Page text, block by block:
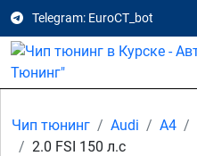
Telegram: EuroCT_bot
Чип тюнинг Audi A4
2.0 FSI 150 л.с